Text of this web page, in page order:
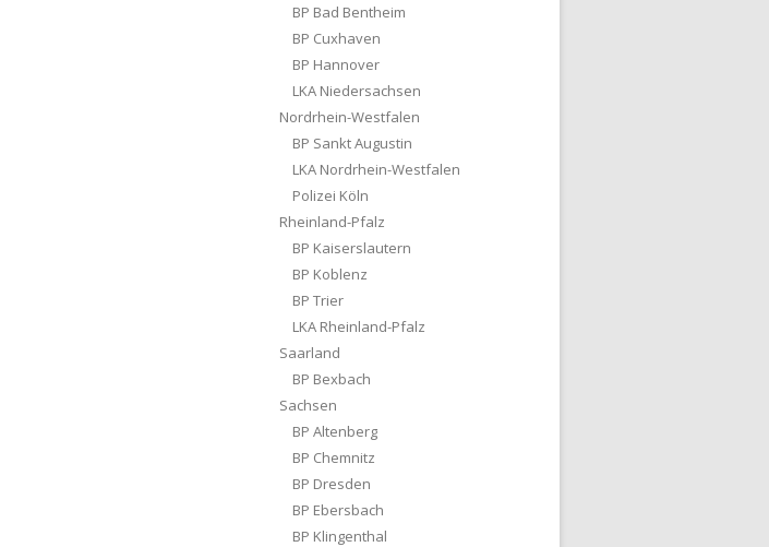
BP Bad Bentheim
BP Cuxhaven
BP Hannover
LKA Niedersachsen
Nordrhein-Westfalen
BP Sankt Augustin
LKA Nordrhein-Westfalen
Polizei Köln
Rheinland-Pfalz
BP Kaiserslautern
BP Koblenz
BP Trier
LKA Rheinland-Pfalz
Saarland
BP Bexbach
Sachsen
BP Altenberg
BP Chemnitz
BP Dresden
BP Ebersbach
BP Klingenthal